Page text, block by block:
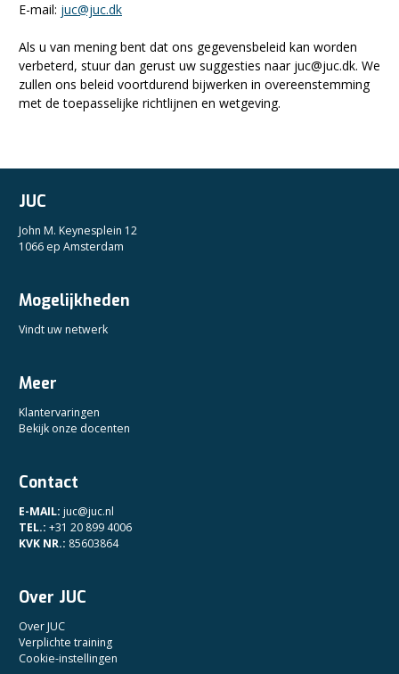
E-mail: juc@juc.dk
Als u van mening bent dat ons gegevensbeleid kan worden
verbeterd, stuur dan gerust uw suggesties naar juc@juc.dk. We
zullen ons beleid voortdurend bijwerken in overeenstemming
met de toepasselijke richtlijnen en wetgeving.
JUC
John M. Keynesplein 12
1066 ep Amsterdam
Mogelijkheden
Vindt uw netwerk
Meer
Klantervaringen
Bekijk onze docenten
Contact
E-MAIL: juc@juc.nl
TEL.: +31 20 899 4006
KVK NR.: 85603864
Over JUC
Over JUC
Verplichte training
Cookie-instellingen